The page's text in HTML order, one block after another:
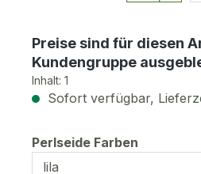
Preise sind für diesen
Kundengruppe
Inhalt: 1
Sofort verfügbar,
Perlseide Farben